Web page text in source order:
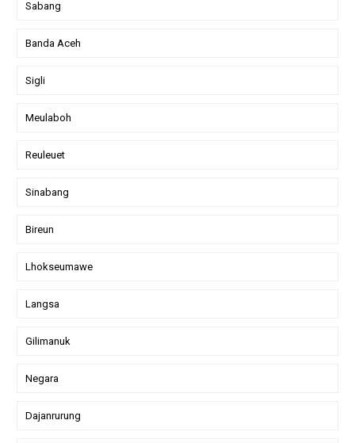
Sabang
Banda Aceh
Sigli
Meulaboh
Reuleuet
Sinabang
Bireun
Lhokseumawe
Langsa
Gilimanuk
Negara
Dajanrurung